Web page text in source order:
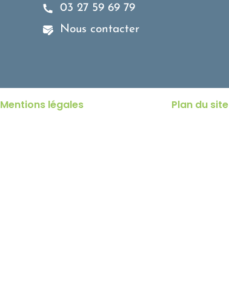
03 27 59 69 79
Nous contacter
Mentions légales Plan du site